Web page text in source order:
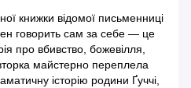
книжки відомої письменниці
говорить сам за себе — це
про вбивство, божевілля,
майстерно переплела
історію родини Ґуччі,